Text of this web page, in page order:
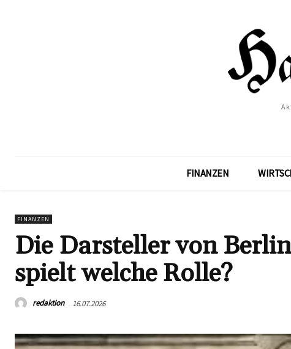
FINANZEN
FINANZEN
Die Darsteller von
spielt welche Rolle?
redaktion 16.07.2026